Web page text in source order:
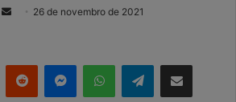
d
26 de novembro de 2021
Telegram